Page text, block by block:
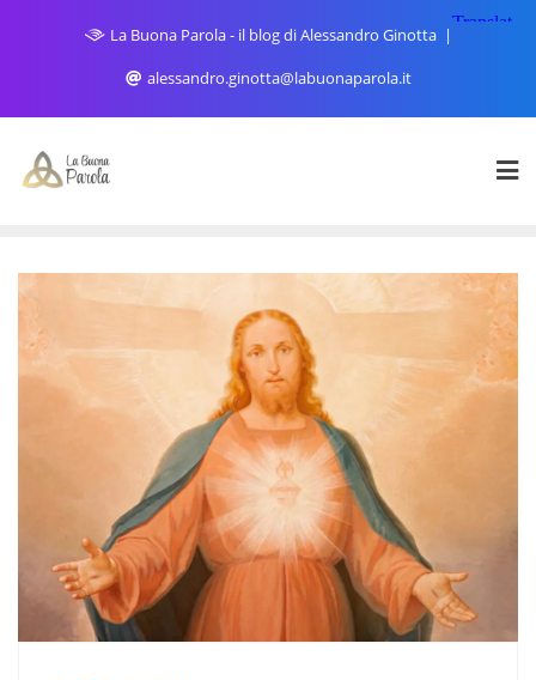
La Buona Parola - il blog di Alessandro Ginotta
alessandro.ginotta@labuonaparola.it